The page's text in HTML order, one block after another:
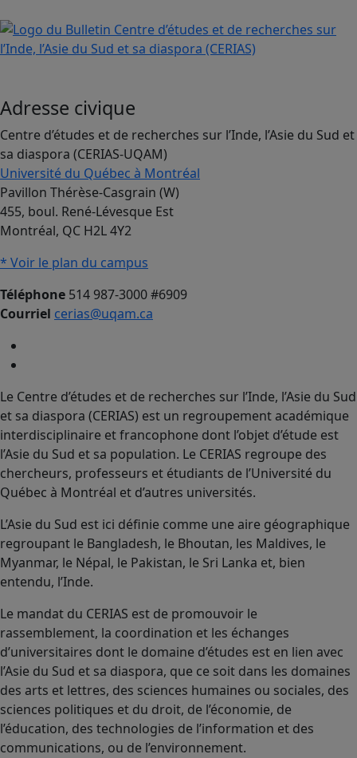
Adresse civique
Centre d’études et de recherches sur l’Inde, l’Asie du Sud et
sa diaspora (CERIAS-UQAM)
Université du Québec à Montréal
Pavillon Thérèse-Casgrain (W)
455, boul. René-Lévesque Est
Montréal, QC H2L 4Y2
* Voir le plan du campus
Téléphone 514 987-3000 #6909
Courriel cerias@uqam.ca
Le Centre d’études et de recherches sur l’Inde, l’Asie du Sud
et sa diaspora (CERIAS) est un regroupement académique
interdisciplinaire et francophone dont l’objet d’étude est
l’Asie du Sud et sa population. Le CERIAS regroupe des
chercheurs, professeurs et étudiants de l’Université du
Québec à Montréal et d’autres universités.
L’Asie du Sud est ici définie comme une aire géographique
regroupant le Bangladesh, le Bhoutan, les Maldives, le
Myanmar, le Népal, le Pakistan, le Sri Lanka et, bien
entendu, l’Inde.
Le mandat du CERIAS est de promouvoir le
rassemblement, la coordination et les échanges
d’universitaires dont le domaine d’études est en lien avec
l’Asie du Sud et sa diaspora, que ce soit dans les domaines
des arts et lettres, des sciences humaines ou sociales, des
sciences politiques et du droit, de l’économie, de
l’éducation, des technologies de l’information et des
communications, ou de l’environnement.